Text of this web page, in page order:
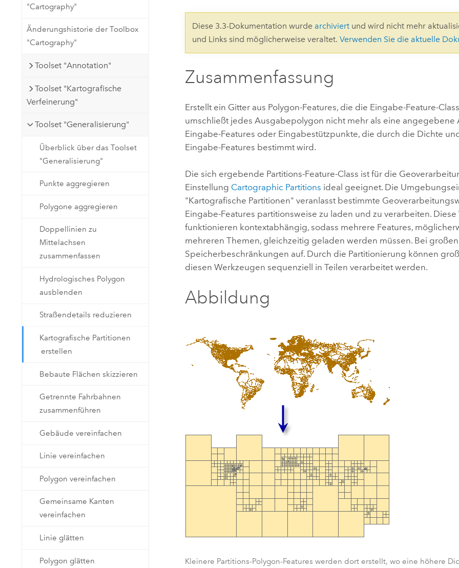
Erstellen Sie Anwendungen für
die Kartenerstellung und
Alle Produkte
"Cartography"
Änderungshistorie der Toolbox
"Cartography"
Toolset "Annotation"
Toolset "Kartografische
Verfeinerung"
Toolset "Generalisierung"
Überblick über das Toolset
"Generalisierung"
Punkte aggregieren
Polygone aggregieren
Doppellinien zu
Mittelachsen
zusammenfassen
Hydrologisches Polygon
ausblenden
Straßendetails reduzieren
Kartografische Partitionen
erstellen
Bebaute Flächen skizzieren
Getrennte Fahrbahnen
zusammenführen
Gebäude vereinfachen
Linie vereinfachen
Polygon vereinfachen
Gemeinsame Kanten
vereinfachen
Linie glätten
Polygon glätten
Diese 3.3-Dokumentation wurde archiviert und wird nicht mehr
und Links sind möglicherweise veraltet.Verwenden Sie die aktuelle
Zusammenfassung
Erstellt ein Gitter aus Polygon-Features, die die Eingabe-Feature-
umschließt jedes Ausgabepolygon nicht mehr als eine angegebene
Eingabe-Features oder Eingabestützpunkte, die durch die Dichte
Eingabe-Features bestimmt wird.
Die sich ergebende Partitions-Feature-Class ist für die
Einstellung Cartographic Partitions ideal geeignet. Die
"Kartografische Partitionen" veranlasst bestimmte
Eingabe-Features partitionsweise zu laden und zu verarbeiten.
funktionieren kontextabhängig, sodass mehrere Features,
mehreren Themen, gleichzeitig geladen werden müssen. Bei
Speicherbeschränkungen auf. Durch die Partitionierung können
diesen Werkzeugen sequenziell in Teilen verarbeitet werden.
Abbildung
Kleinere Partitions-Polygon-Features werden dort erstellt, wo eine höhere